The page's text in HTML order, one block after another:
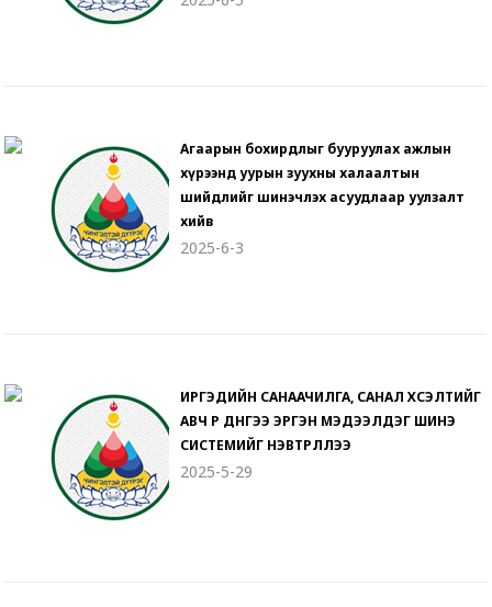
Агаарын бохирдлыг бууруулах ажлын
хүрээнд уурын зуухны халаалтын
шийдлийг шинэчлэх асуудлаар уулзалт
хийв
2025-6-3
ИРГЭДИЙН САНААЧИЛГА, САНАЛ ХҮСЭЛТИЙГ
АВЧ ҮР ДҮНГЭЭ ЭРГЭН МЭДЭЭЛДЭГ ШИНЭ
СИСТЕМИЙГ НЭВТРҮҮЛЛЭЭ
2025-5-29